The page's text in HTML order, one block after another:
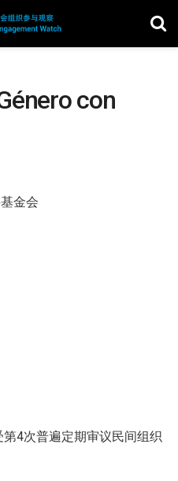
con
金会
4次普遍定期审议民间组织